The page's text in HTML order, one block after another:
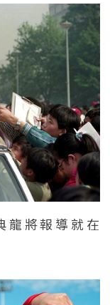
龍將報導就在